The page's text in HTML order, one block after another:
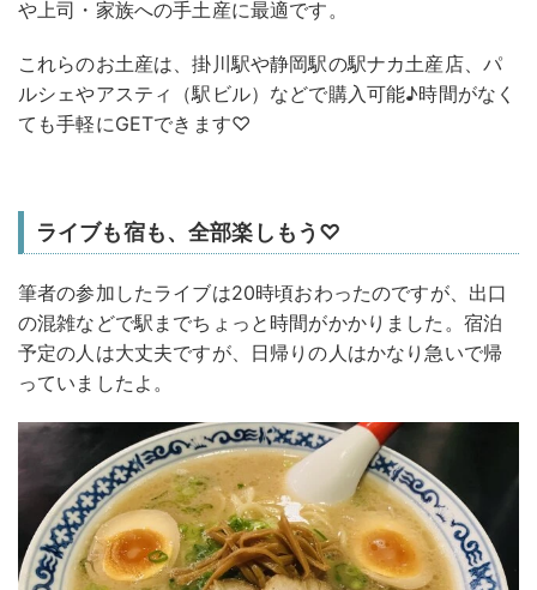
や上司・家族への手土産に最適です。
これらのお土産は、掛川駅や静岡駅の駅ナカ土産店、パ
ルシェやアスティ（駅ビル）などで購入可能♪時間がなく
ても手軽にGETできます♡
ライブも宿も、全部楽しもう♡
筆者の参加したライブは20時頃おわったのですが、出口
の混雑などで駅までちょっと時間がかかりました。宿泊
予定の人は大丈夫ですが、日帰りの人はかなり急いで帰
っていましたよ。